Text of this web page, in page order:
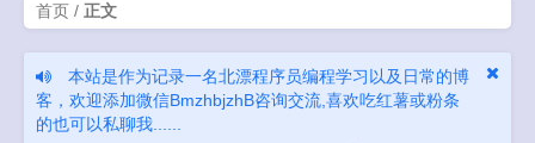
首页 / 正文
本站是作为记录一名北漂程序员编程学习以及日常的博
客，欢迎添加微信BmzhbjzhB咨询交流,喜欢吃红薯或粉条
的也可以私聊我......